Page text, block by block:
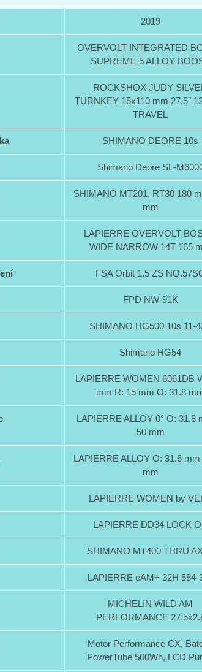
stupně
můžete
má
kola
180
2019
OVERVOLT INTEGRATED
SUPREME 5 ALLOY
ROCKSHOX JUDY
TURNKEY 15x110 mm 27.5"
TRAVEL
SHIMANO DEORE 10s
Shimano Deore SL-
SHIMANO MT201, RT30 180
mm
LAPIERRE OVERVOLT
WIDE NARROW 14T 165
FSA Orbit 1.5 ZS
FPD NW-91K
SHIMANO HG500 10s 11-
Shimano HG54
LAPIERRE WOMEN 6061DB
mm R: 15 mm O: 31.8
LAPIERRE ALLOY 0° O: 31.8
50 mm
LAPIERRE ALLOY O: 31.6 mm
mm
LAPIERRE WOMEN by
LAPIERRE DD34 LOCK
SHIMANO MT400 THRU
LAPIERRE eAM+ 32H 584-
MICHELIN WILD AM
PERFORMANCE
Motor Performance CX,
PowerTube 500Wh, LCD